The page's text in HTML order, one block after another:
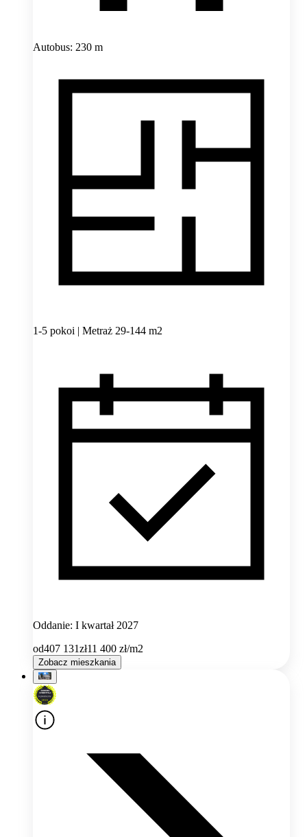
Autobus: 230 m
1-5 pokoi | Metraż 29-144 m2
Oddanie: I kwartał 2027
od407 131zł11 400 zł/m2
Zobacz mieszkania